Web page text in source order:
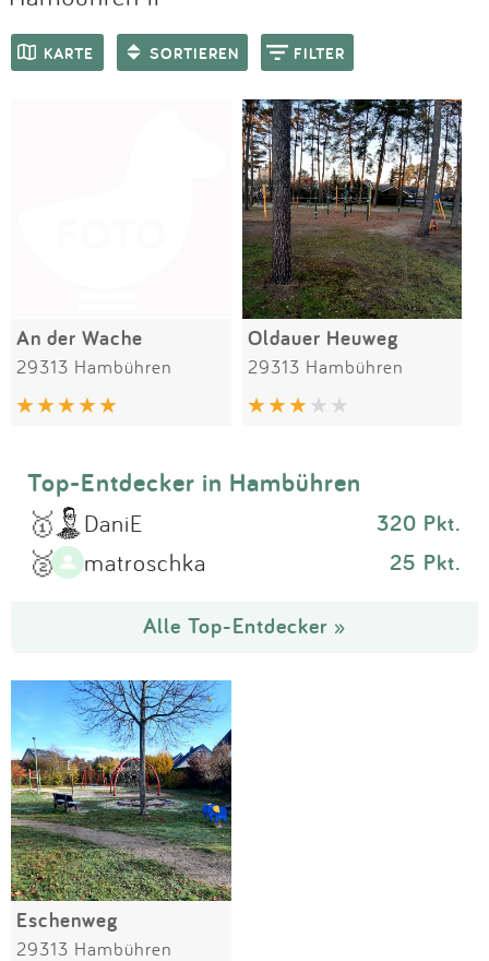
Anmelden
KARTE SORTIEREN FILTER
An der Wache
29313 Hambühren
Oldauer Heuweg
29313 Hambühren
Top-Entdecker in Hambühren
🥇 DaniE 320 Pkt.
🥈 matroschka 25 Pkt.
Alle Top-Entdecker »
Eschenweg
29313 Hambühren